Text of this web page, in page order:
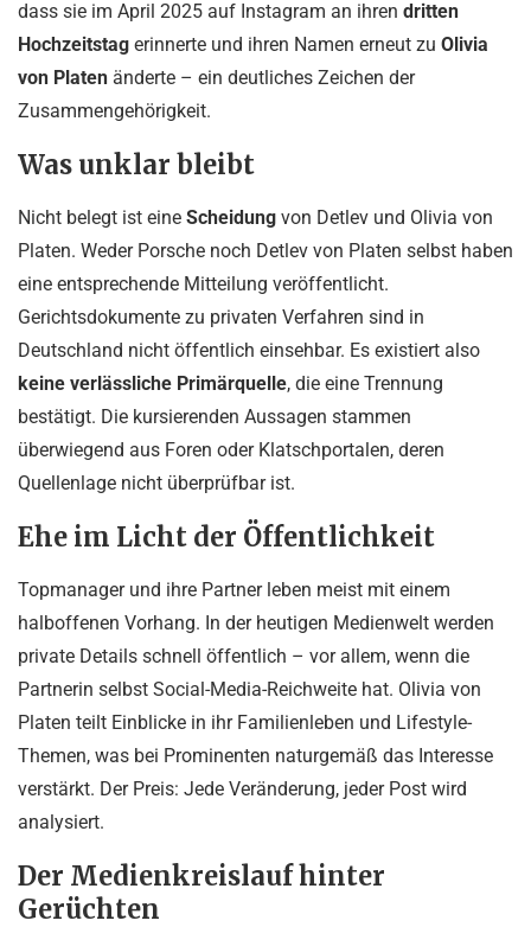
dass sie im April 2025 auf Instagram an ihren dritten
Hochzeitstag erinnerte und ihren Namen erneut zu Olivia
von Platen änderte – ein deutliches Zeichen der
Zusammengehörigkeit.
Was unklar bleibt
Nicht belegt ist eine Scheidung von Detlev und Olivia von
Platen. Weder Porsche noch Detlev von Platen selbst haben
eine entsprechende Mitteilung veröffentlicht.
Gerichtsdokumente zu privaten Verfahren sind in
Deutschland nicht öffentlich einsehbar. Es existiert also
keine verlässliche Primärquelle, die eine Trennung
bestätigt. Die kursierenden Aussagen stammen
überwiegend aus Foren oder Klatschportalen, deren
Quellenlage nicht überprüfbar ist.
Ehe im Licht der Öffentlichkeit
Topmanager und ihre Partner leben meist mit einem
halboffenen Vorhang. In der heutigen Medienwelt werden
private Details schnell öffentlich – vor allem, wenn die
Partnerin selbst Social-Media-Reichweite hat. Olivia von
Platen teilt Einblicke in ihr Familienleben und Lifestyle-
Themen, was bei Prominenten naturgemäß das Interesse
verstärkt. Der Preis: Jede Veränderung, jeder Post wird
analysiert.
Der Medienkreislauf hinter
Gerüchten